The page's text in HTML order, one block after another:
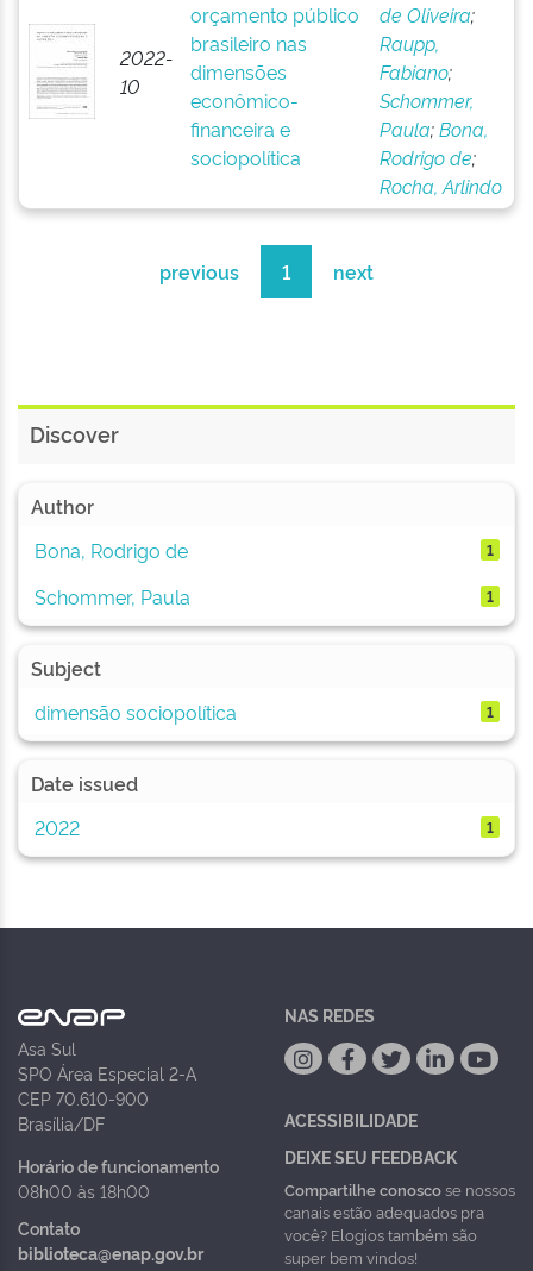
2022-
10
orçamento público
brasileiro nas
dimensões
econômico-
financeira e
sociopolítica
de Oliveira;
Raupp,
Fabiano;
Schommer,
Paula;Bona,
Rodrigo de;
Rocha, Arlindo
previous 1 next
Discover
Author
Bona, Rodrigo de
1
Schommer, Paula 1
Subject
dimensão sociopolítica
1
Date issued
2022
1
Asa Sul
SPO Área Especial 2-A
CEP 70.610-900
Brasília/DF
Horário de funcionamento
08h00 às 18h00
Contato
biblioteca@enap.gov.br
NAS REDES
ACESSIBILIDADE
DEIXE SEU FEEDBACK
Compartilhe conoscose nossos
canais estão adequados pra
você? Elogios também são
super bem vindos!